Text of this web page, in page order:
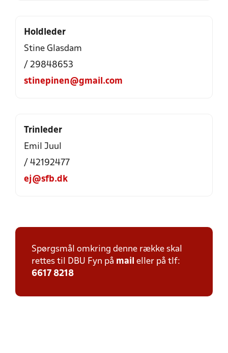
Holdleder
Stine Glasdam
/ 29848653
stinepinen@gmail.com
Trinleder
Emil Juul
/ 42192477
ej@sfb.dk
Spørgsmål omkring denne række skal
rettes til DBU Fyn på mail eller på tlf:
6617 8218